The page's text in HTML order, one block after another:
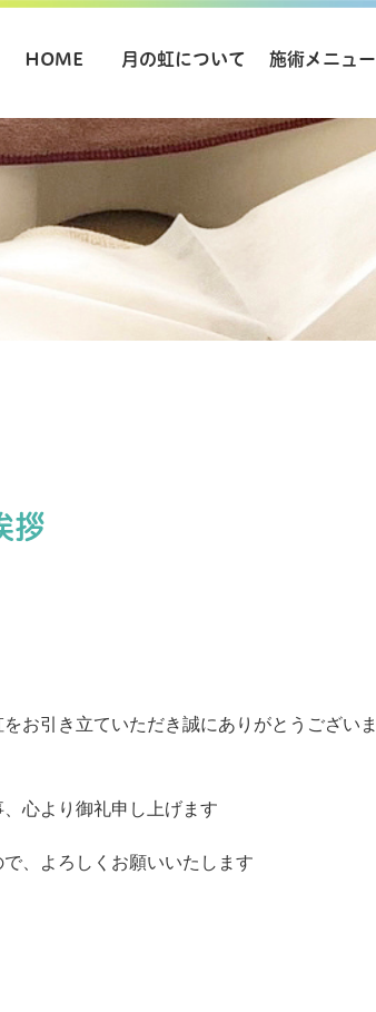
HOME 月の虹について 施術メニュー
拶
お引き立ていただき誠にありがとうございま
心より御礼申し上げます
、よろしくお願いいたします